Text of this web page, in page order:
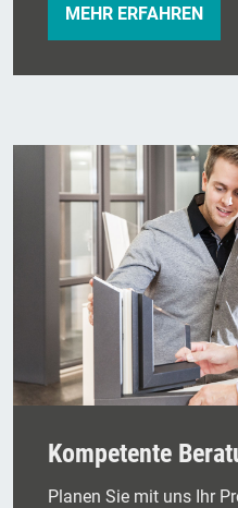
MEHR ERFAHREN
Kompetente
Planen Sie mit uns Ihr